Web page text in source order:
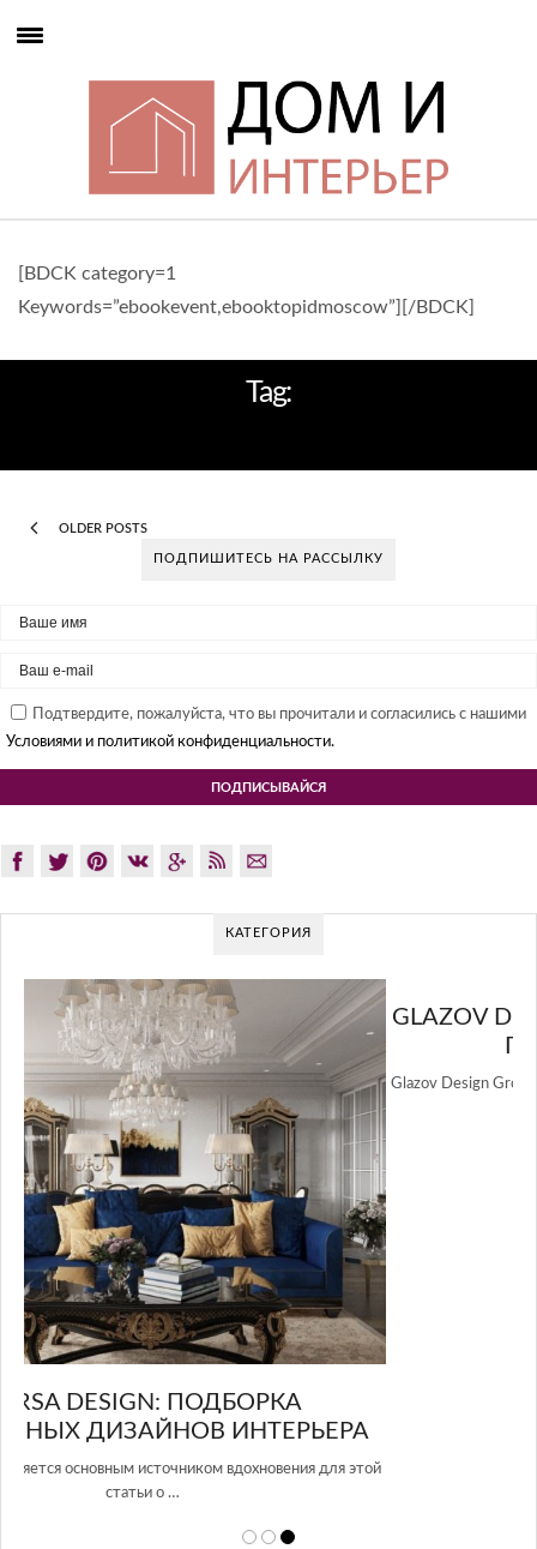
[BDCK category=1
Keywords=”ebookevent,ebooktopidmoscow”][/BDCK]
Tag:
OLDER POSTS
ПОДПИШИТЕСЬ НА РАССЫЛКУ
Подтвердите, пожалуйста, что вы прочитали и согласились с нашими
Условиями и политикой конфиденциальности.
КАТЕГОРИЯ
GLAZOV DESIGN GROUP – УНИКАЛЬНЫЙ
ПОДХОД К ДИЗАЙНУ
Glazov Design Group- это одна из лучших студий дизайна интерьера